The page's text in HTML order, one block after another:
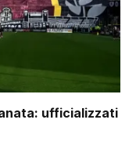
ufficializzati